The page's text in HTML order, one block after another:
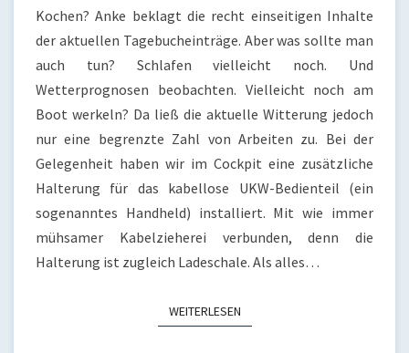
BIS
06.02.21
Kochen? Anke beklagt die recht einseitigen Inhalte
der aktuellen Tagebucheinträge. Aber was sollte man
auch tun? Schlafen vielleicht noch. Und
Wetterprognosen beobachten. Vielleicht noch am
Boot werkeln? Da ließ die aktuelle Witterung jedoch
nur eine begrenzte Zahl von Arbeiten zu. Bei der
Gelegenheit haben wir im Cockpit eine zusätzliche
Halterung für das kabellose UKW-Bedienteil (ein
sogenanntes Handheld) installiert. Mit wie immer
mühsamer Kabelzieherei verbunden, denn die
Halterung ist zugleich Ladeschale. Als alles…
WEITERLESENWEITERLESEN